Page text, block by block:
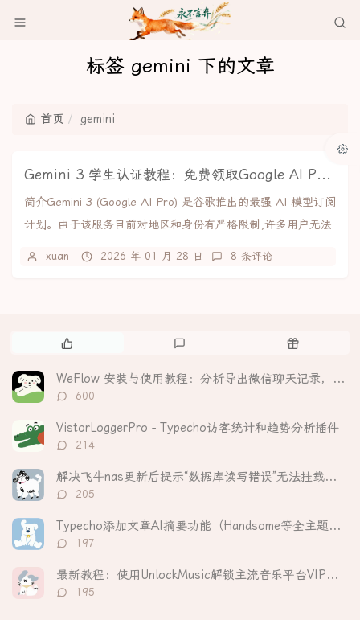
标签 gemini 下的文章
首页 gemini
Gemini 3 学生认证教程：免费领取Google AI Pro全部福利
简介Gemini 3 (Google AI Pro) 是谷歌推出的最强 AI 模型订阅
计划。由于该服务目前对地区和身份有严格限制,许多用户无法
xuan 2026 年 01 月 28 日 8 条评论
热
文
章
评
随
文
WeFlow 安装与使用教程：分析导出微信聊天记录，生成可视化年度报告
评
数：
600
VistorLoggerPro - Typecho访客统计和趋势分析插件
评
数：
214
解决飞牛nas更新后提示“数据库读写错误”无法挂载硬盘
评
数：
205
Typecho添加文章AI摘要功能（Handsome等全主题适配）
评
数：
197
最新教程：使用UnlockMusic解锁主流音乐平台VIP歌曲的加密保护
评
195